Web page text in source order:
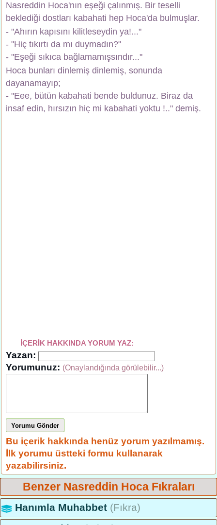
Nasreddin Hoca'nın eşeği çalınmış. Bir teselli
beklediği dostları kabahati hep Hoca'da bulmuşlar.
- "Ahırın kapısını kilitleseydin ya!..."
- "Hiç tıkırtı da mı duymadın?"
- "Eşeği sıkıca bağlamamışsındır..."
Hoca bunları dinlemiş dinlemiş, sonunda
dayanamayıp;
- "Eee, bütün kabahati bende buldunuz. Biraz da
insaf edin, hırsızın hiç mi kabahati yoktu !.." demiş.
İÇERİK HAKKINDA YORUM YAZ:
Yazan:
Yorumunuz: (Onaylandığında görülebilir...)
Yorumu Gönder
Bu içerik hakkında henüz yorum yazılmamış.
İlk yorumu üstteki formu kullanarak
yazabilirsiniz.
Benzer Nasreddin Hoca Fıkraları
Hanımla Muhabbet (Fıkra)